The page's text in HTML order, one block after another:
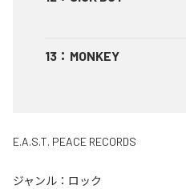
13 ： MONKEY
E.A.S.T. PEACE RECORDS
ジャンル： ロック